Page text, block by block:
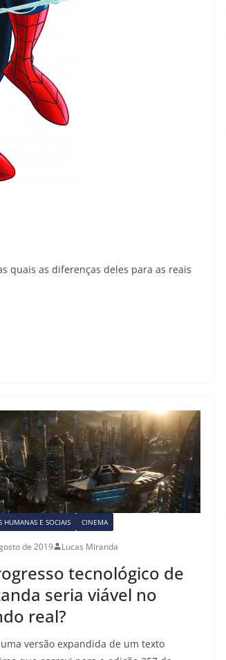
quais as diferenças deles para as reais
HUMANAS E SOCIAIS CINEMA
de 2019 Lucas Miranda
tecnológico de
seria viável no
real?
versão expandida de um texto